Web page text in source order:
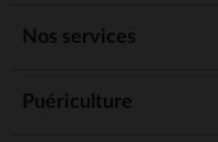
Nos services
Puériculture